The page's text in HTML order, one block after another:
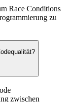
Race Conditions
zu
zwischen